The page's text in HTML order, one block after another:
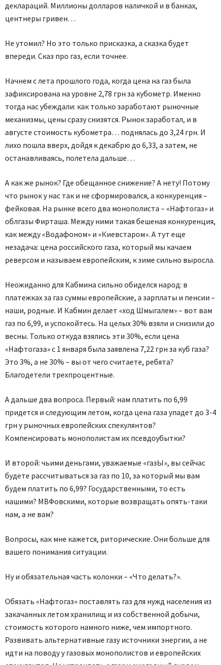
деклараций. Миллионы долларов наличкой и в банках,
центнеры гривен…
Не утомил? Но это только присказка, а сказка будет
впереди. Сказ про газ, если точнее.
Начнем с лета прошлого года, когда цена на газ была
зафиксирована на уровне 2,78 грн за кубометр. Именно
тогда нас убеждали: как только заработают рыночные
механизмы, цены сразу снизятся. Рынок заработал, и в
августе стоимость кубометра… поднялась до 3,24 грн. И
лихо пошла вверх, дойдя к декабрю до 6,33, а затем, не
останавливаясь, полетела дальше…
А как же рынок? Где обещанное снижение? А нету! Потому
что рынок у нас так и не сформировался, а конкуренция –
фейковая. На рынке всего два монополиста – «Нафтогаз» и
облгазы Фирташа. Между ними такая бешеная конкуренция,
как между «Водафоном» и «Киевстаром». А тут еще
незадача: цена российского газа, который мы качаем
реверсом и называем европейским, к зиме сильно выросла.
Неожиданно для Кабмина сильно обиделся народ: в
платежках за газ суммы европейские, а зарплаты и пенсии –
наши, родные. И Кабмин делает «ход Шмыгалем» – вот вам
газ по 6,99, и успокойтесь. На целых 30% взяли и снизили до
весны. Только откуда взялись эти 30%, если цена
«Нафтогаза» с 1 января была заявлена 7,22 грн за куб газа?
Это 3%, а не 30% – вы от чего считаете, ребята?
Благодетели трехпроцентные.
А дальше два вопроса. Первый: нам платить по 6,99
придется и следующим летом, когда цена газа упадет до 3-4
грн у рыночных европейских спекулянтов?
Компенсировать монополистам их псевдоубытки?
И второй: чьими деньгами, уважаемые «газЫ», вы сейчас
будете рассчитываться за газ по 10, за который мы вам
будем платить по 6,99? Государственными, то есть
нашими? МВФовскими, которые возвращать опять-таки
нам, а не вам?
Вопросы, как мне кажется, риторические. Они больше для
вашего понимания ситуации.
Ну и обязательная часть колонки – «Что делать?».
Обязать «Нафтогаз» поставлять газ для нужд населения из
закачанных летом хранилищ и из собственной добычи,
стоимость которого намного ниже, чем импортного.
Развивать альтернативные газу источники энергии, а не
идти на поводу у газовых монополистов и европейских